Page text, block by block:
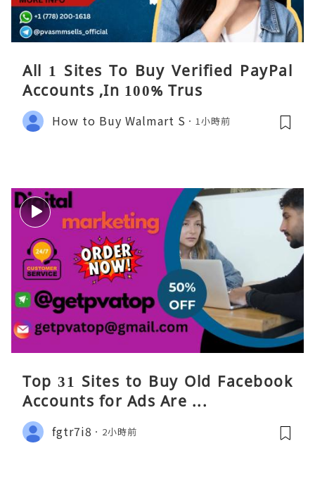
All 1 Sites To Buy Verified PayPal
Accounts ,In 100% Trus
How to Buy Walmart S 1小時前
Top 31 Sites to Buy Old Facebook
Accounts​ for Ads Are ...
fgtr7i8 2小時前